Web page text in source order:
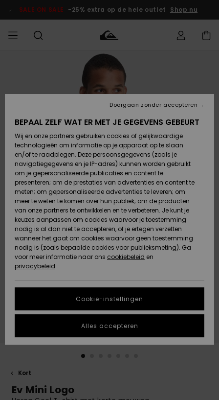
Productinformatie
SALE ON SALE -25% extra op de hele outlet Shop nu
Kleding
Accessoires
Schoenen &
Slippers
Surf /
Water
Snow
Nieuw
Highlights
JONGENS
Kleding
Accessoires
Schoenen &
Slippers
Surf /
Water
Sneeuw
Nieuw
Highlights
DAMES
Shop
Highlights
Snow
SURF
Heren Surf
Surf Shop
Highlights
Community
SNOW
Heren Snow
Snow Shop
Dames
Snow Shop
Highlights
Gemeenschap
SALE ON
SALE
HEREN
Kinderen
VROUW
OUTLET
Regio- En
Taalinstellingen
français
Nederlands
Toegang tot
mijn bestelling
Retouren
Betaling
Giftcard
Quiksilver
Freedom
Gegevensbescherming
gesprek om het
snelste
vraag te
krijgen.
Gesprek
de meest
DUURZAAMHEID
STORE LOCATOR
VERLANGLIJST
Kort
Ev Mini Logo
BEPAAL ZELF WAT ER MET JE GEGEVENS GEBEURT
Wij en onze partners gebruiken cookies of gelijkwaardige
technologieën om informatie op je apparaat op te slaan
en/of te raadplegen. Deze persoonsgegevens (zoals je
navigatiegegevens en je IP-adres) kunnen worden gebruikt
om je gepersonaliseerde publicaties en content te
presenteren; om de prestaties van advertenties en content te
meten; om gepersonaliseerde advertenties te leveren; om
meer te weten te komen over hun publiek; om de producten
van onze partners te ontwikkelen en te verbeteren. Je kunt je
keuzes aanpassen om cookies waarvoor je toestemming
nodig is al dan niet te accepteren, of je ertegen verzetten
wanneer het gaat om cookies waarvoor geen toestemming
nodig is (zoals bepaalde cookies voor publieksmeting). Ga
voor meer informatie naar ons cookiebeleid en
privacybeleid
Cookie-instellingen
Doorgaan zonder accepteren
Alles accepteren